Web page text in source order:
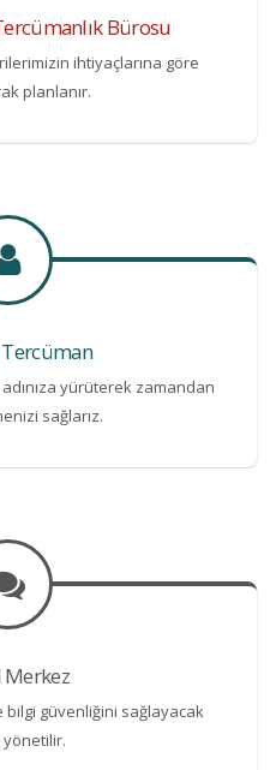
Bürosu
ihtiyaçlarına göre
planlanır.
yürüterek zamandan
sağlarız.
bilgi güvenliğini sağlayacak